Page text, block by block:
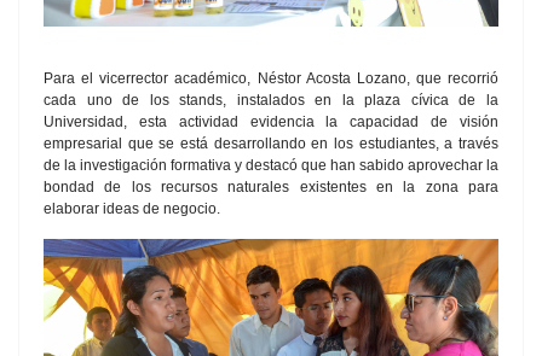
Para el vicerrector académico, Néstor Acosta Lozano, que recorrió
cada uno de los stands, instalados en la plaza cívica de la
Universidad, esta actividad evidencia la capacidad de visión
empresarial que se está desarrollando en los estudiantes, a través
de la investigación formativa y destacó que han sabido aprovechar la
bondad de los recursos naturales existentes en la zona para
elaborar ideas de negocio.